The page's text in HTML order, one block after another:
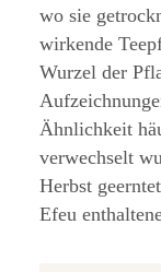
wo sie
wirkende
Wurzel der
Ähnlichkeit
verwechselt
Herbst
Efeu